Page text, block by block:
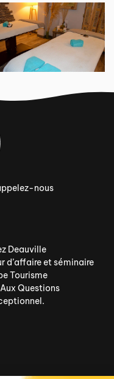
nous
Deauville
d’affaire et séminaire
Tourisme
Questions